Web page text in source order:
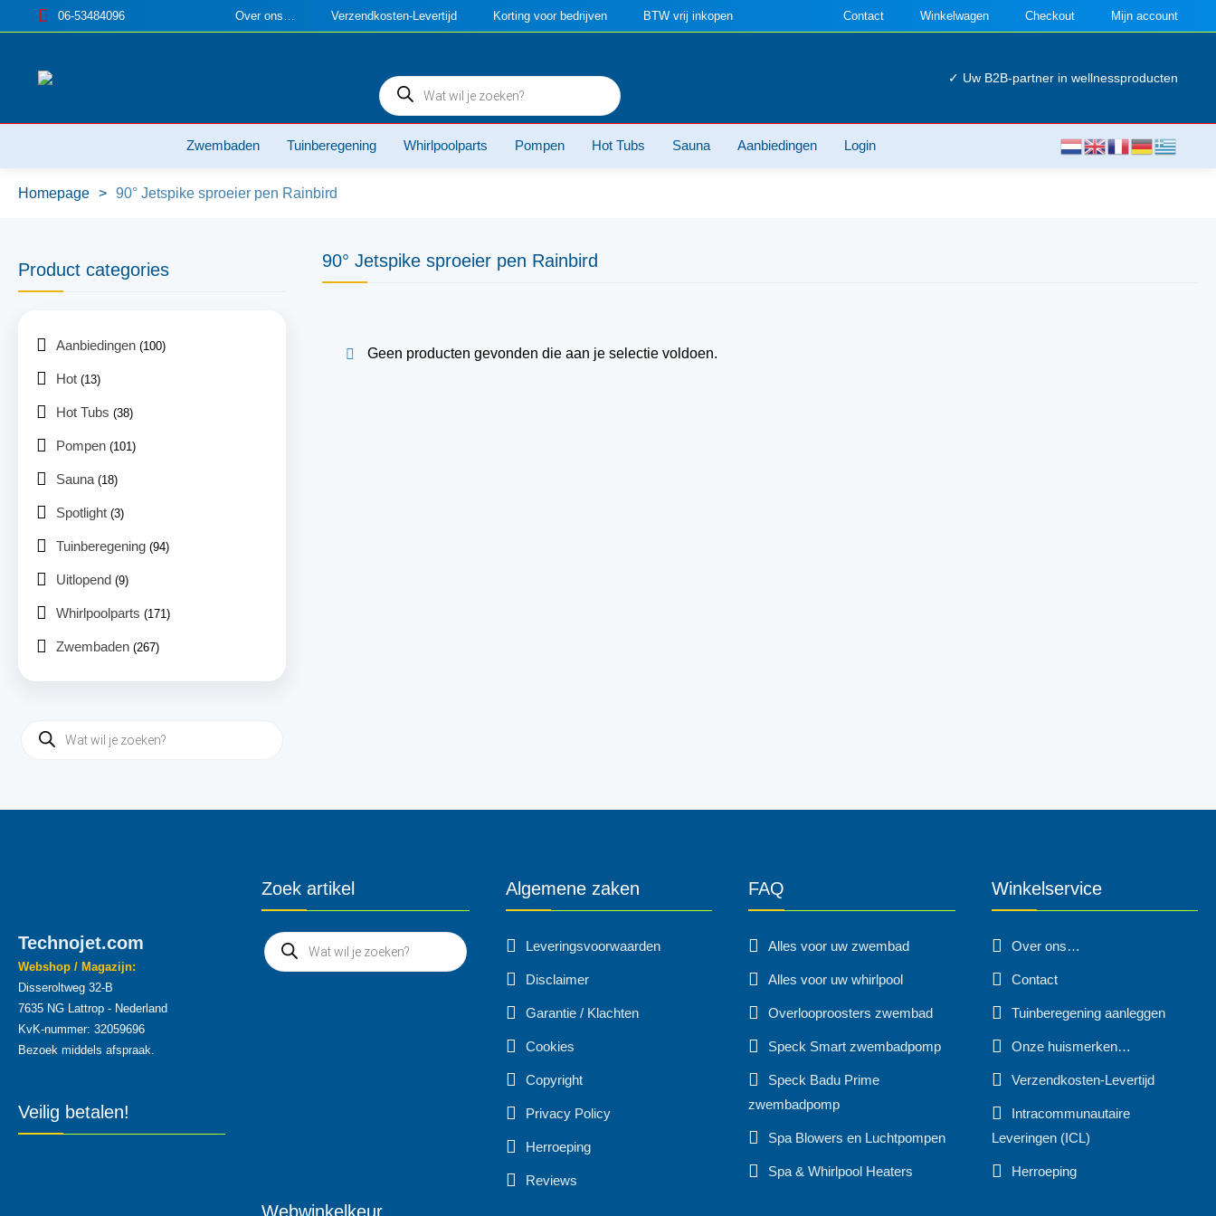
06-53484096 Over ons… Verzendkosten-Levertijd Korting voor bedrijven BTW vrij inkopen Contact Winkelwagen Checkout Mijn account
Producten
zoeken
✓ Uw B2B-partner in wellnessproducten
Zwembaden Tuinberegening Whirlpoolparts Pompen Hot Tubs Sauna Aanbiedingen Login
Homepage > 90° Jetspike sproeier pen Rainbird
90° Jetspike sproeier pen Rainbird
Geen producten gevonden die aan je selectie voldoen.
Product categories
Aanbiedingen (100)
Hot (13)
Hot Tubs (38)
Pompen (101)
Sauna (18)
Spotlight (3)
Tuinberegening (94)
Uitlopend (9)
Whirlpoolparts (171)
Zwembaden (267)
Technojet.com
Webshop / Magazijn:
Disseroltweg 32-B
7635 NG Lattrop - Nederland
KvK-nummer: 32059696
Bezoek middels afspraak.
Veilig betalen!
Zoek artikel
Webwinkelkeur
Algemene zaken
Leveringsvoorwaarden
Disclaimer
Garantie / Klachten
Cookies
Copyright
Privacy Policy
Herroeping
Reviews
FAQ
Alles voor uw zwembad
Alles voor uw whirlpool
Overlooproosters zwembad
Speck Smart zwembadpomp
Speck Badu Prime
zwembadpomp
Spa Blowers en Luchtpompen
Spa & Whirlpool Heaters
Winkelservice
Over ons…
Contact
Tuinberegening aanleggen
Onze huismerken…
Verzendkosten-Levertijd
Intracommunautaire
Leveringen (ICL)
Herroeping